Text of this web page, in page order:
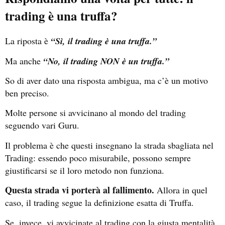
trading è una truffa?
La riposta è “Sì, il trading è una truffa.”
Ma anche “No, il trading NON è un truffa.”
So di aver dato una risposta ambigua, ma c’è un motivo
ben preciso.
Molte persone si avvicinano al mondo del trading
seguendo vari Guru.
Il problema è che questi insegnano la strada sbagliata nel
Trading: essendo poco misurabile, possono sempre
giustificarsi se il loro metodo non funziona.
Questa strada vi porterà al fallimento. Allora in quel
caso, il trading segue la definizione esatta di Truffa.
Se, invece, vi avvicinate al trading con la giusta mentalità,